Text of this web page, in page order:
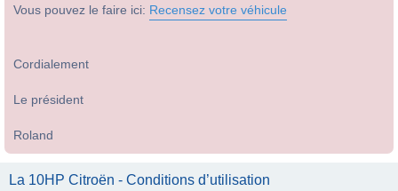
Vous pouvez le faire ici: Recensez votre véhicule
Cordialement
Le président
Roland
La 10HP Citroën - Conditions d’utilisation